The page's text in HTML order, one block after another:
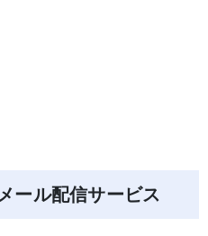
ール配信サービス